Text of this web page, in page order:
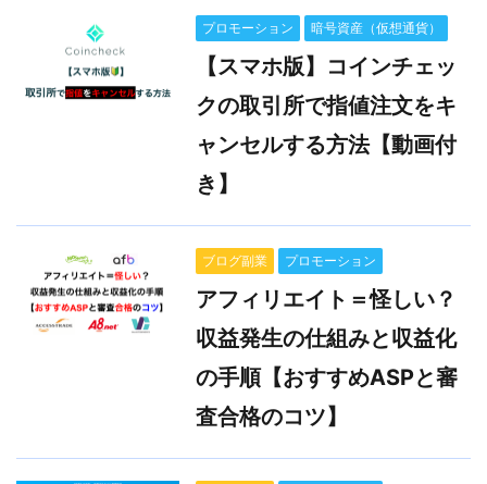
プロモーション 暗号資産（仮想通貨）
【スマホ版】コインチェッ
クの取引所で指値注文をキ
ャンセルする方法【動画付
き】
ブログ副業 プロモーション
アフィリエイト＝怪しい？
収益発生の仕組みと収益化
の手順【おすすめASPと審
査合格のコツ】